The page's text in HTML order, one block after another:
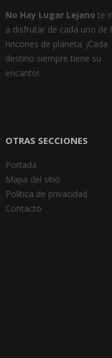
No Hay Lugar Lejano te
a disfrutar de cada uno de
rincones de planeta. ¡Cada
destino siempre tiene su
encanto!
OTRAS SECCIONES
Portada
Mapa del sitio
Política de privacidad
Contacto